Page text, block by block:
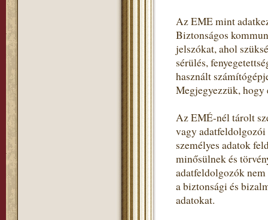
Az EME mint
Biztonságos
jelszókat, ahol
sérülés,
használt
Megjegyezzük, hogy
Az EMÉ-nél tárolt
vagy
személyes adatok
minősülnek és
adatfeldolgozók
a biztonsági és
adatokat.